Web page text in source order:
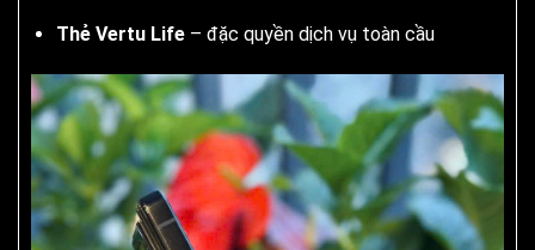
Thẻ Vertu Life– đặc quyền dịch vụ toàn cầu